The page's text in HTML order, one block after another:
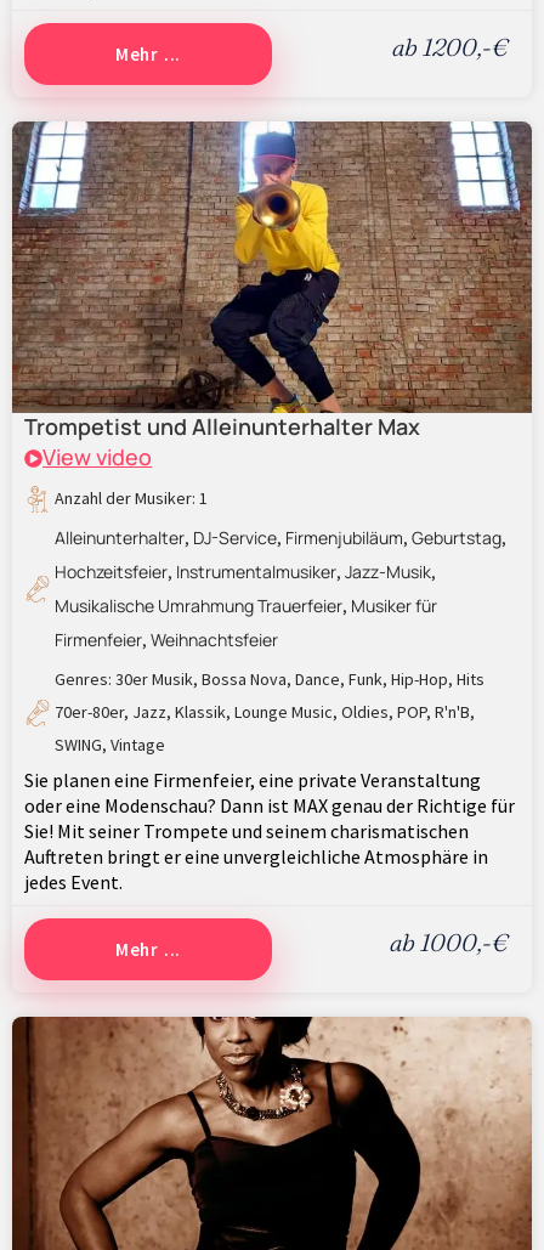
Mehr ... ab 1200,-€
Mehr ... ab 1000,-€
Trompetist und Alleinunterhalter Max
View video
Anzahl der Musiker: 1
Alleinunterhalter, DJ-Service, Firmenjubiläum, Geburtstag,
Hochzeitsfeier, Instrumentalmusiker, Jazz-Musik,
Musikalische Umrahmung Trauerfeier, Musiker für
Firmenfeier, Weihnachtsfeier
Genres: 30er Musik, Bossa Nova, Dance, Funk, Hip-Hop, Hits
70er-80er, Jazz, Klassik, Lounge Music, Oldies, POP, R'n'B,
SWING, Vintage
Sie planen eine Firmenfeier, eine private Veranstaltung
oder eine Modenschau? Dann ist MAX genau der Richtige für
Sie! Mit seiner Trompete und seinem charismatischen
Auftreten bringt er eine unvergleichliche Atmosphäre in
jedes Event.